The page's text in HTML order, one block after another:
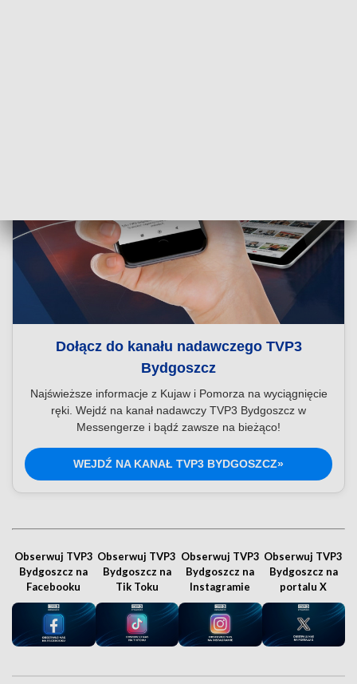
Dołącz do kanału nadawczego TVP3
Bydgoszcz
Najświeższe informacje z Kujaw i Pomorza na wyciągnięcie
ręki. Wejdź na kanał nadawczy TVP3 Bydgoszcz w
Messengerze i bądź zawsze na bieżąco!
WEJDŹ NA KANAŁ TVP3 BYDGOSZCZ»
Obserwuj TVP3
Bydgoszcz na
Facebooku
Obserwuj TVP3
Bydgoszcz na
Tik Toku
Obserwuj TVP3
Bydgoszcz na
Instagramie
Obserwuj TVP3
Bydgoszcz na
portalu X